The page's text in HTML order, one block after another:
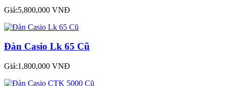
Giá:5,800,000 VNĐ
Đàn Casio Lk 65 Cũ
Giá:1,800,000 VNĐ